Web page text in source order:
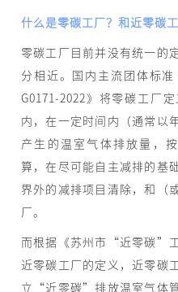
什么是零碳工厂？和近零碳
零碳工厂目前并没有统一的
分相近。国内主流团体标
G0171-2022》将零碳工厂
内，在一定时间内（通常以
产生的温室气体排放量，
算，在尽可能自主减排的基
界外的减排项目清除，和（
厂。
而根据《苏州市“近零碳”
近零碳工厂的定义，近零碳
立“近零碳”排放温室气体